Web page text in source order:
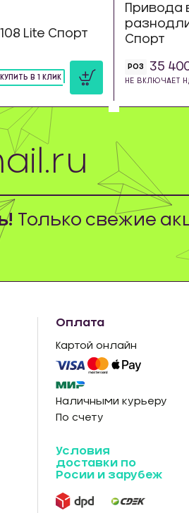
Lite Спорт
КУПИТЬ В 1 КЛИК
Привода
Спорт
РОЗ 35
НЕ ВКЛЮЧАЕТ
Только свежие
Оплата
Картой онлайн
Наличными курьеру
По счету
Условия
доставки по
Росии и зарубеж